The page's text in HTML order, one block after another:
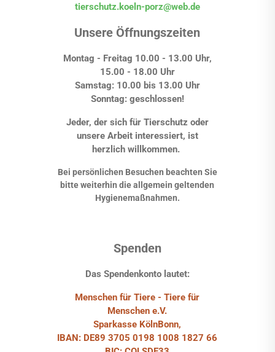
tierschutz.koeln-porz@web.de
Unsere Öffnungszeiten
Montag - Freitag 10.00 - 13.00 Uhr,
15.00 - 18.00 Uhr
Samstag: 10.00 bis 13.00 Uhr
Sonntag: geschlossen!
Jeder, der sich für Tierschutz oder
unsere Arbeit interessiert, ist
herzlich willkommen.
Bei persönlichen Besuchen beachten Sie
bitte weiterhin die allgemein geltenden
Hygienemaßnahmen.
Spenden
Das Spendenkonto lautet:
Menschen für Tiere - Tiere für
Menschen e.V.
Sparkasse KölnBonn,
IBAN: DE89 3705 0198 1008 1827 66